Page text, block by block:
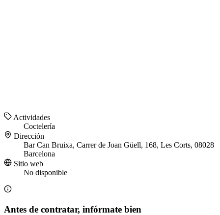
Actividades
Coctelería
Dirección
Bar Can Bruixa, Carrer de Joan Güell, 168, Les Corts, 08028
Barcelona
Sitio web
No disponible
Antes de contratar, infórmate bien